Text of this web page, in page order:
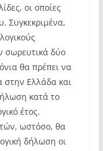
οι οποίες
Συγκεκριμένα,
σωρευτικά δύο
θα πρέπει να
στην Ελλάδα και
κατά το
έτος.
ωστόσο, θα
δήλωση οι